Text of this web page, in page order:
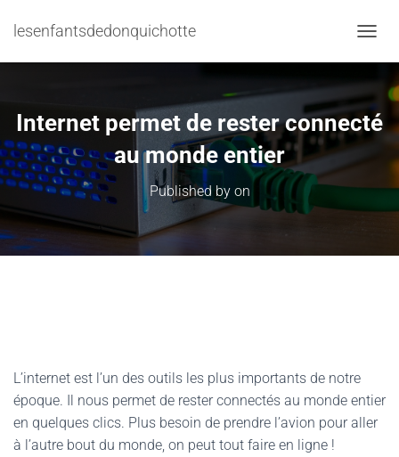
lesenfantsdedonquichotte
Internet permet de rester connecté
au monde entier
Published by on
L’internet est l’un des outils les plus importants de notre
époque. Il nous permet de rester connectés au monde entier
en quelques clics. Plus besoin de prendre l’avion pour aller
à l’autre bout du monde, on peut tout faire en ligne !